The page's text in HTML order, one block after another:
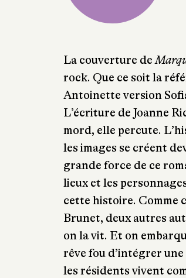
La couverture de
rock. Que ce soit la
Antoinette version
L’écriture de Joanne
mord, elle percute.
les images se créent
grande force de ce
lieux et les
cette histoire. Comme
Brunet, deux autres
on la vit. Et on
rêve fou d’intégrer une
les résidents vivent